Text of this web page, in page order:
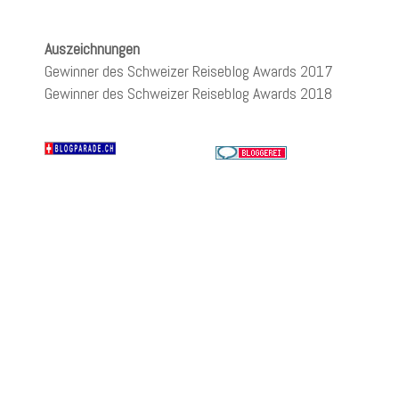
Auszeichnungen
Gewinner des Schweizer Reiseblog Awards 2017
Gewinner des Schweizer Reiseblog Awards 2018